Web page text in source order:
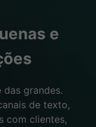
e
grandes.
de texto,
com clientes,